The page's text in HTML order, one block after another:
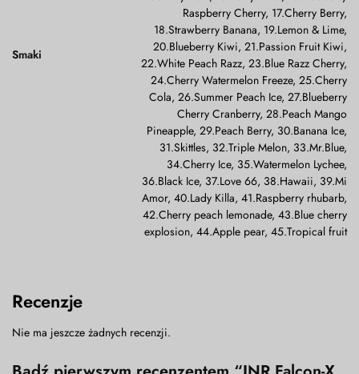
Smaki
Raspberry Cherry, 17.Cherry Berry,
18.Strawberry Banana, 19.Lemon & Lime,
20.Blueberry Kiwi, 21.Passion Fruit Kiwi,
22.White Peach Razz, 23.Blue Razz Cherry,
24.Cherry Watermelon Freeze, 25.Cherry
Cola, 26.Summer Peach Ice, 27.Blueberry
Cherry Cranberry, 28.Peach Mango
Pineapple, 29.Peach Berry, 30.Banana Ice,
31.Skittles, 32.Triple Melon, 33.Mr.Blue,
34.Cherry Ice, 35.Watermelon Lychee,
36.Black Ice, 37.Love 66, 38.Hawaii, 39.Mi
Amor, 40.Lady Killa, 41.Raspberry rhubarb,
42.Cherry peach lemonade, 43.Blue cherry
explosion, 44.Apple pear, 45.Tropical fruit
Recenzje
Nie ma jeszcze żadnych recenzji.